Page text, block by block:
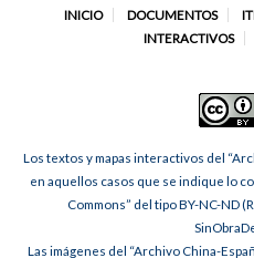
INICIO DOCUMENTOS
INTERACTIVOS
Los textos y mapas interactivos del
en aquellos casos que se indique lo
Commons” del tipo BY-NC-ND
Las imágenes del “Archivo China-